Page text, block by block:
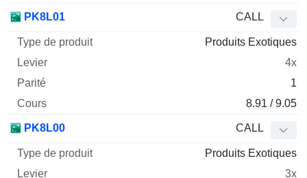
PK8L01 CALL
Produits Exotiques
4x
1
8.91 / 9.05
PK8L00 CALL
Produits Exotiques
3x